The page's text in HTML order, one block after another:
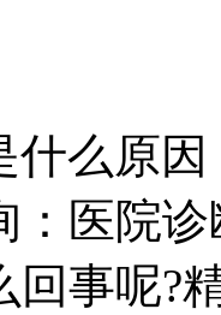
什么原因
：医院
回事呢?